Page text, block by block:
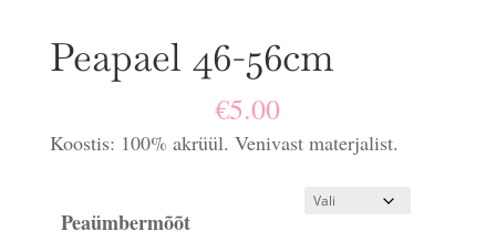
Peapael 46-56cm
€5.00
Koostis: 100% akrüül. Venivast materjalist.
Peaümbermõõt